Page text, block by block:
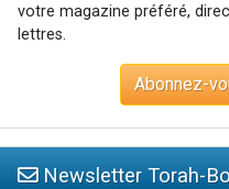
votre magazine préféré,
lettres.
Abonnez-
Newsletter Torah-